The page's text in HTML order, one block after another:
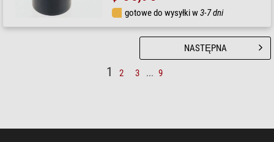
gotowe do wysyłki w3-7 dni
1 2 3 ... 9
NASTĘPNA